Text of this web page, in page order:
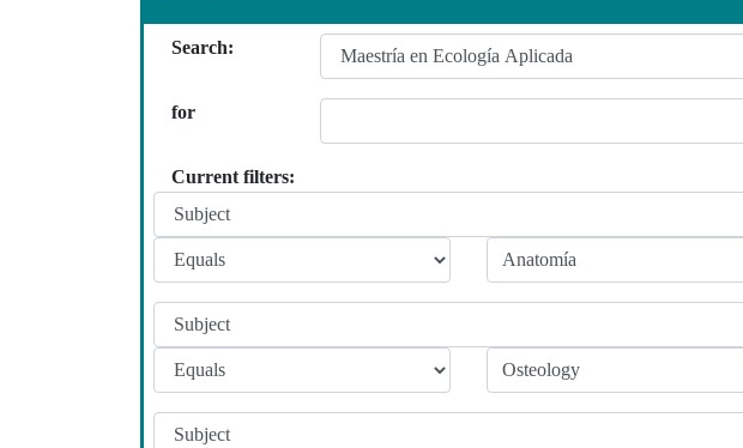
Search:
for
Current filters: